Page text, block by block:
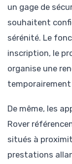
un gage de
souhaitent
sérénité. Le
inscription, le
organise une
temporairement
De même, les
Rover
situés à
prestations